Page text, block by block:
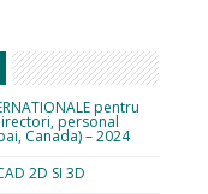
pentru
personal
Canada) – 2024
2D SI 3D